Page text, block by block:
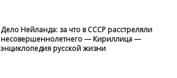
Дело Нейланда: за что в СССР расстреляли
несовершеннолетнего — Кириллица —
энциклопедия русской жизни